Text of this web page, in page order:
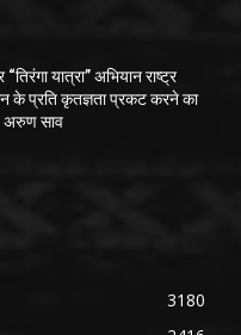
यात्रा” अभियान राष्ट्र
के प्रति कृतज्ञता प्रकट करने का
अरुण साव
3180